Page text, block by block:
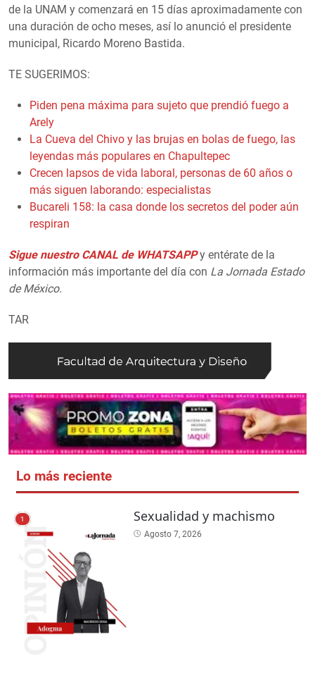
de la UNAM y comenzará en 15 días aproximadamente con
una duración de ocho meses, así lo anunció el presidente
municipal, Ricardo Moreno Bastida.
TE SUGERIMOS:
Piden pena máxima para sujeto que prendió fuego a
Arely
La Cueva del Chivo y las brujas en bolas de fuego, las
leyendas más populares en Chapultepec
Crecen lapsos de vida laboral, personas de 60 años o
más siguen laborando: especialistas
Bucareli 158: la casa donde los secretos del poder aún
respiran
Sigue nuestro CANAL de WHATSAPP y entérate de la
información más importante del día con La Jornada Estado
de México.
TAR
Lo más reciente
1 Sexualidad y machismo
Agosto 7, 2026